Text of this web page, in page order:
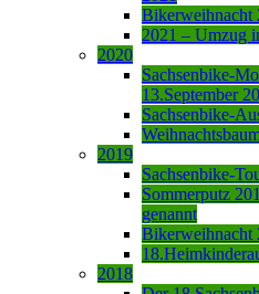
Bikerweihnacht
2021 – Umzug
2020
Sachsenbike-
13.September
Sachsenbike-
2019
Sachsenbike-
Sommerputz
genannt
Bikerweihnacht
2018